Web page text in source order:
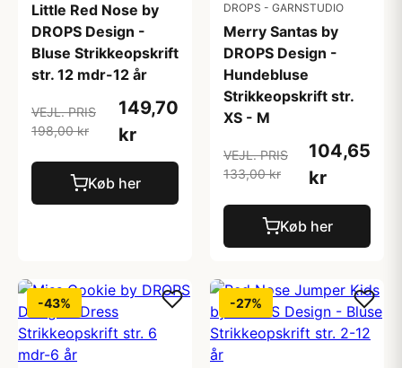
Little Red Nose by
DROPS Design -
Bluse Strikkeopskrift
str. 12 mdr-12 år
VEJL. PRIS
198,00 kr
149,70
kr
Køb her
DROPS - GARNSTUDIO
Merry Santas by
DROPS Design -
Hundebluse
Strikkeopskrift str.
XS - M
VEJL. PRIS
133,00 kr
104,65
kr
Køb her
-43% -27%